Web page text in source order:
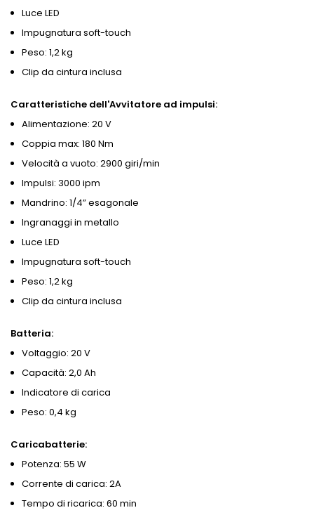
Luce LED
Impugnatura soft-touch
Peso: 1,2 kg
Clip da cintura inclusa
Caratteristiche dell'Avvitatore ad impulsi:
Alimentazione: 20 V
Coppia max: 180 Nm
Velocità a vuoto: 2900 giri/min
Impulsi: 3000 ipm
Mandrino: 1/4” esagonale
Ingranaggi in metallo
Luce LED
Impugnatura soft-touch
Peso: 1,2 kg
Clip da cintura inclusa
Batteria:
Voltaggio: 20 V
Capacità: 2,0 Ah
Indicatore di carica
Peso: 0,4 kg
Caricabatterie:
Potenza: 55 W
Corrente di carica: 2A
Tempo di ricarica: 60 min